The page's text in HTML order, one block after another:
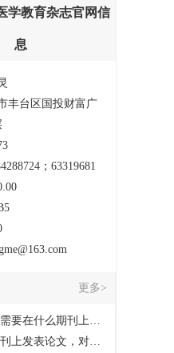
学教育杂志官网信
息
丰台区国投财富广
；63319681
更多>
在什么期刊上发表？
表论文，对考研有优势？